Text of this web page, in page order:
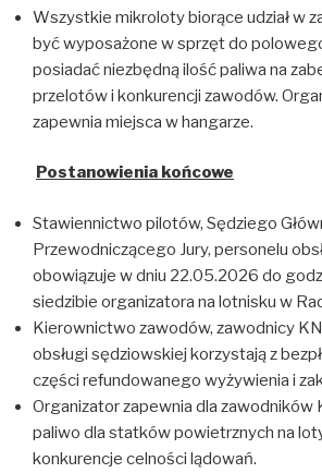
Wszystkie mikroloty biorące udział w
być wyposażone w sprzęt do
posiadać niezbędną ilość paliwa na
przelotów i konkurencji zawodów.
zapewnia miejsca w hangarze.
Postanowienia końcowe
Stawiennictwo pilotów, Sędziego
Przewodniczącego Jury, personelu
obowiązuje w dniu 22.05.2026 do
siedzibie organizatora na lotnisku w
Kierownictwo zawodów, zawodnicy
obsługi sędziowskiej korzystają z
części refundowanego wyżywienia i
Organizator zapewnia dla zawodników
paliwo dla statków powietrznych na
konkurencje celności lądowań.